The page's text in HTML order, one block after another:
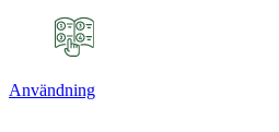
Användning